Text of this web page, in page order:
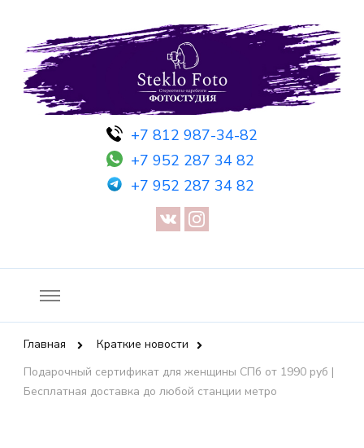
+7 812 987-34-82
+7 952 287 34 82
+7 952 287 34 82
Фотостудия SF
Фотосессия в студии СПб — Фотосессия в Санкт-Петербурге
— Предметная съемка — Невидимый манекен — Прозрачный
манекен — Сертификат на фотосессию
Главная
Краткие новости
Подарочный сертификат для женщины СПб от 1990 руб |
Бесплатная доставка до любой станции метро